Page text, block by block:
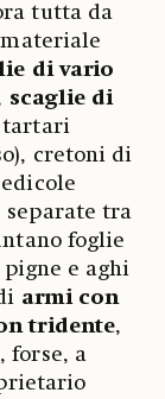
tutta da
di vario
scaglie di
tartari
cretoni di
tra
foglie
e aghi
armi con
tridente,
forse, a